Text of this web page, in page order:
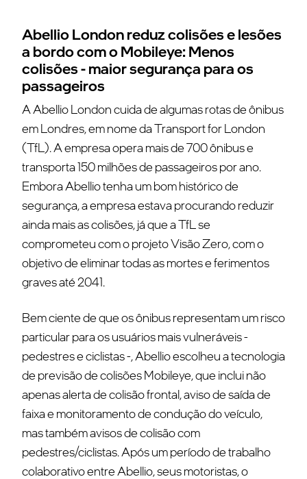
Abellio London reduz colisões e lesões
a bordo com o Mobileye: Menos
colisões - maior segurança para os
passageiros
A Abellio London cuida de algumas rotas de ônibus
em Londres, em nome da Transport for London
(TfL).A empresa opera mais de 700 ônibus e
transporta 150 milhões de passageiros por ano.
Embora Abellio tenha um bom histórico de
segurança, a empresa estava procurando reduzir
ainda mais as colisões, já que a TfL se
comprometeu com o projeto Visão Zero, com o
objetivo de eliminar todas as mortes e ferimentos
graves até 2041.
Bem ciente de que os ônibus representam um risco
particular para os usuários mais vulneráveis -
pedestres e ciclistas -, Abellio escolheu a tecnologia
de previsão de colisões Mobileye, que inclui não
apenas alerta de colisão frontal, aviso de saída de
faixa e monitoramento de condução do veículo,
mas também avisos de colisão com
pedestres/ciclistas. Após um período de trabalho
colaborativo entre Abellio, seus motoristas, o